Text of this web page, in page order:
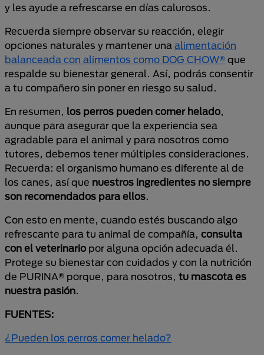
y les ayude a refrescarse en días calurosos.
Recuerda siempre observar su reacción, elegir
opciones naturales y mantener una alimentación
balanceada con alimentos como DOG CHOW® que
respalde su bienestar general. Así, podrás consentir
a tu compañero sin poner en riesgo su salud.
En resumen, los perros pueden comer helado,
aunque para asegurar que la experiencia sea
agradable para el animal y para nosotros como
tutores, debemos tener múltiples consideraciones.
Recuerda: el organismo humano es diferente al de
los canes, así que nuestros ingredientes no siempre
son recomendados para ellos.
Con esto en mente, cuando estés buscando algo
refrescante para tu animal de compañía, consulta
con el veterinario por alguna opción adecuada él.
Protege su bienestar con cuidados y con la nutrición
de PURINA® porque, para nosotros, tu mascota es
nuestra pasión.
FUENTES:
¿Pueden los perros comer helado?